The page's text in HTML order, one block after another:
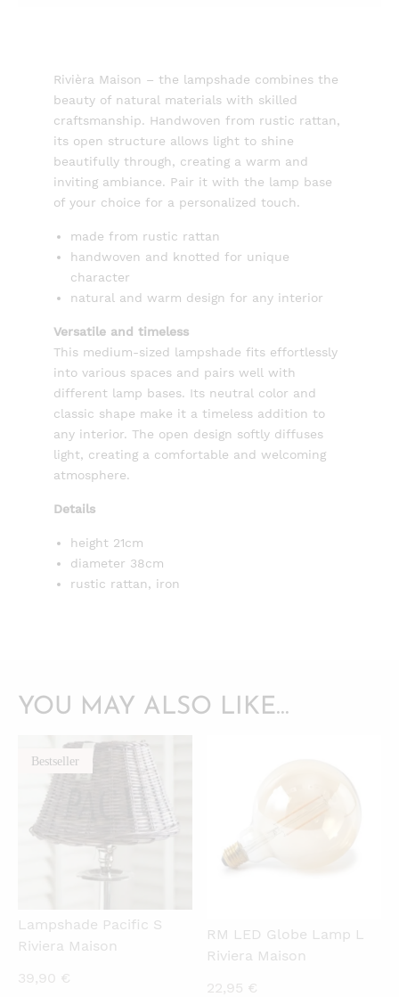
Rivièra Maison – the lampshade combines the
beauty of natural materials with skilled
craftsmanship. Handwoven from rustic rattan,
its open structure allows light to shine
beautifully through, creating a warm and
inviting ambiance. Pair it with the lamp base
of your choice for a personalized touch.
made from rustic rattan
handwoven and knotted for unique
character
natural and warm design for any interior
Versatile and timeless
This medium-sized lampshade fits effortlessly
into various spaces and pairs well with
different lamp bases. Its neutral color and
classic shape make it a timeless addition to
any interior. The open design softly diffuses
light, creating a comfortable and welcoming
atmosphere.
Details
height 21cm
diameter 38cm
rustic rattan, iron
YOU MAY ALSO LIKE…
Bestseller
Lampshade Pacific S
Riviera Maison
39,90 €
RM LED Globe Lamp L
Riviera Maison
22,95 €